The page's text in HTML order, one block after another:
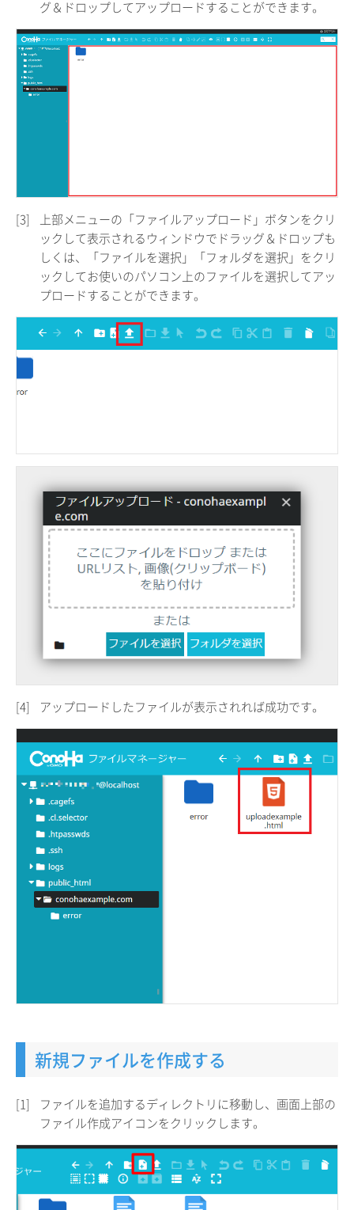
グ＆ドロップしてアップロードすることができます。
[3]
上部メニューの「ファイルアップロード」ボタンをクリ
ックして表示されるウィンドウでドラッグ＆ドロップも
しくは、「ファイルを選択」「フォルダを選択」をクリ
ックしてお使いのパソコン上のファイルを選択してアッ
プロードすることができます。
[4] アップロードしたファイルが表示されれば成功です。
新規ファイルを作成する
[1]
ファイルを追加するディレクトリに移動し、画面上部の
ファイル作成アイコンをクリックします。